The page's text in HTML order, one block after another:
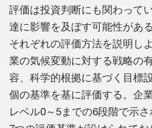
評価は投資判断にも関わって
達に影響を及ぼす可能性がある
それぞれの評価方法を説明し
業の気候変動に対する戦略の
容、科学的根拠に基づく目標
個の基準を基に評価する。企
レベル0～5までの6段階で示